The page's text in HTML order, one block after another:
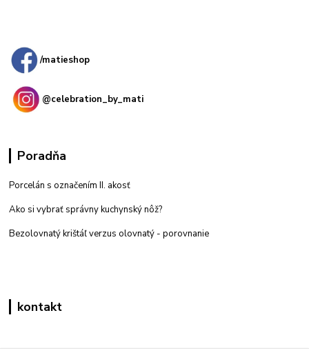
/matieshop
@celebration_by_mati
Poradňa
Porcelán s označením II. akosť
Ako si vybrať správny kuchynský nôž?
Bezolovnatý krištáľ verzus olovnatý - porovnanie
kontakt